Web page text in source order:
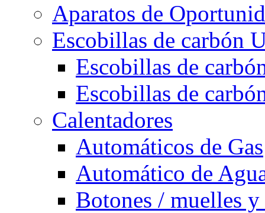
Aparatos de
Escobillas de carbón
Escobillas de
Escobillas de
Calentadores
Automáticos de Gas
Automático de
Botones / muelles